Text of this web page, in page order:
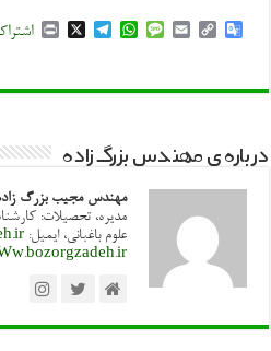
G
r
a
n
a
e
C
k
E
M
W
p
m
X
P
درباره ی مهندس بزرگ زاده
مهندس مجیب بزرگ
مدیره، تحصیلات:
علوم باغبانی، ایمیل: